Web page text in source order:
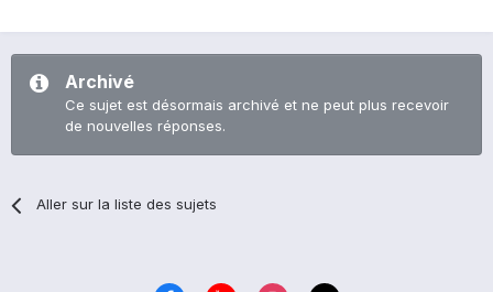
Archivé
Ce sujet est désormais archivé et ne peut plus recevoir
de nouvelles réponses.
Aller sur la liste des sujets